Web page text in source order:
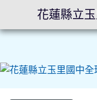
花蓮縣立